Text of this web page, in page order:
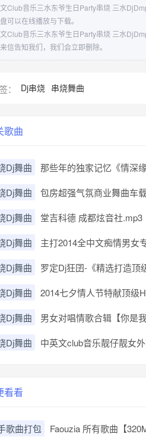
Club音乐三水东爷生日Party串烧 三水
可以在线播放与下载。
Club音乐三水东爷生日Party串烧 三水
信告知我们，我们会立即删除。
： Dj串烧 串烧舞曲
歌曲
Dj舞曲 那些年的独家记忆《情深
Dj舞曲 包房超强气氛商业舞曲车
Dj舞曲 堂吉科德 成都炫音社.mp3
Dj舞曲 主打2014全中文痴情男女
Dj舞曲 罗定Dj狂囝-《精选打造顶
Dj舞曲 2014七夕情人节特献顶级
Dj舞曲 男女对唱情歌合辑【你是
Dj舞曲 中英文club音乐靓仔靓女
看看
歌曲打包 Faouzia 所有歌曲【